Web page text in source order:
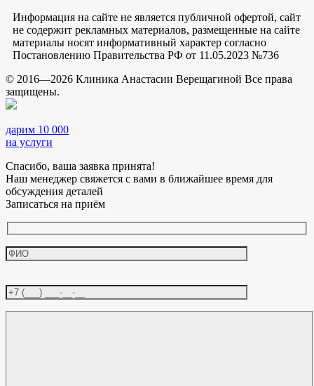
Информация на сайте не является публичной офертой, сайт
не содержит рекламных материалов, размещенные на сайте
материалы носят информативный характер согласно
Постановлению Правительства РФ от 11.05.2023 №736
© 2016—2026 Клиника Анастасии Верещагиной Все права
защищены.
дарим 10 000
на услуги
Спасибо, ваша заявка принята!
Наш менеджер свяжется с вами в ближайшее время для
обсуждения деталей
Записаться на приём